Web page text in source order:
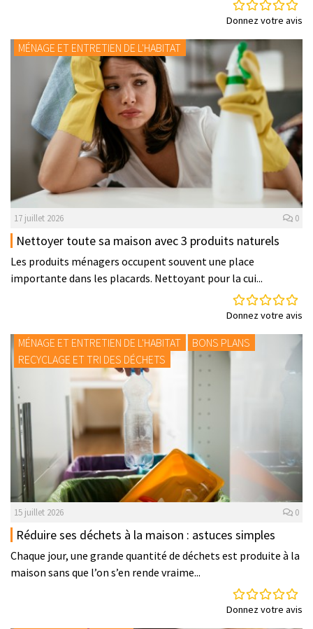
Donnez votre avis
MÉNAGE ET ENTRETIEN DE L'HABITAT
17 juillet 2026 0
Nettoyer toute sa maison avec 3 produits naturels
Les produits ménagers occupent souvent une place
importante dans les placards. Nettoyant pour la cui...
Donnez votre avis
MÉNAGE ET ENTRETIEN DE L'HABITAT
BONS PLANS
RECYCLAGE ET TRI DES DÉCHETS
15 juillet 2026 0
Réduire ses déchets à la maison : astuces simples
Chaque jour, une grande quantité de déchets est produite à la
maison sans que l’on s’en rende vraime...
Donnez votre avis